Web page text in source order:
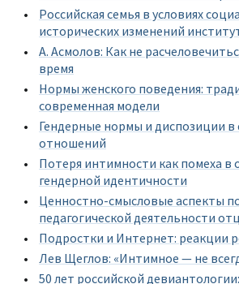
Российская семья в условиях
исторических изменений
А. Асмолов: Как не
время
Нормы женского поведения:
современная модели
Гендерные нормы и диспозиции в
отношений
Потеря интимности как помеха в
гендерной идентичности
Ценностно-смысловые аспекты
педагогической деятельности
Подростки и Интернет: реакции
Лев Щеглов: «Интимное — не
50 лет российской